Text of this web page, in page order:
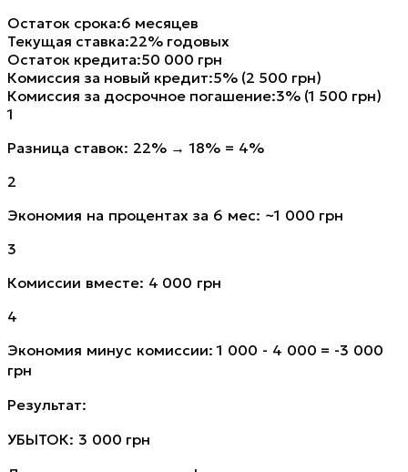
Остаток срока:6 месяцев
Текущая ставка:22% годовых
Остаток кредита:50 000 грн
Комиссия за новый кредит:5% (2 500 грн)
Комиссия за досрочное погашение:3% (1 500 грн)
1
Разница ставок: 22% → 18% = 4%
2
Экономия на процентах за 6 мес: ~1 000 грн
3
Комиссии вместе: 4 000 грн
4
Экономия минус комиссии: 1 000 - 4 000 = -3 000
грн
Результат:
УБЫТОК: 3 000 грн